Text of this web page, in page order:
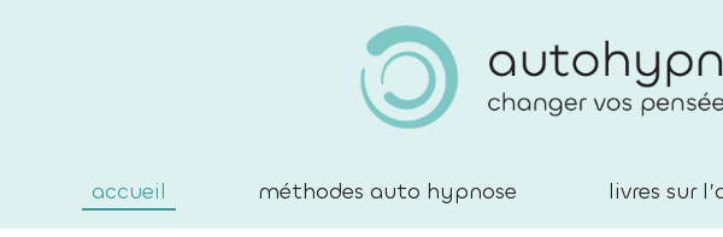
accueil méthodes auto hypnose livres sur